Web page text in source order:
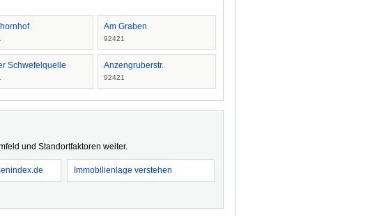
Am Graben
92421
Schwefelquelle Anzengruberstr.
92421
und Standortfaktoren weiter.
Immobilienlage verstehen